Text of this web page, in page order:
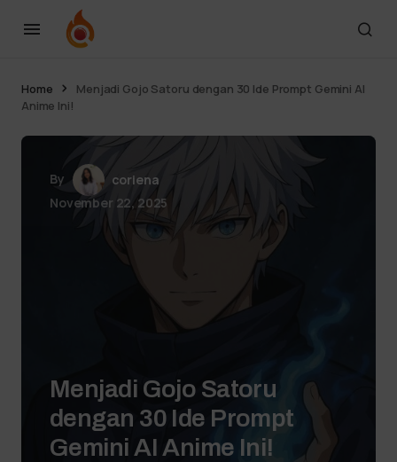
Home
Menjadi Gojo Satoru dengan 30 Ide Prompt Gemini AI
Anime Ini!
By
coriena
November 22, 2025
Menjadi Gojo Satoru
dengan 30 Ide Prompt
Gemini AI Anime Ini!